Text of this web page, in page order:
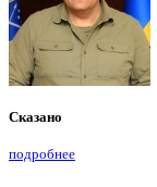
Сказано
подробнее